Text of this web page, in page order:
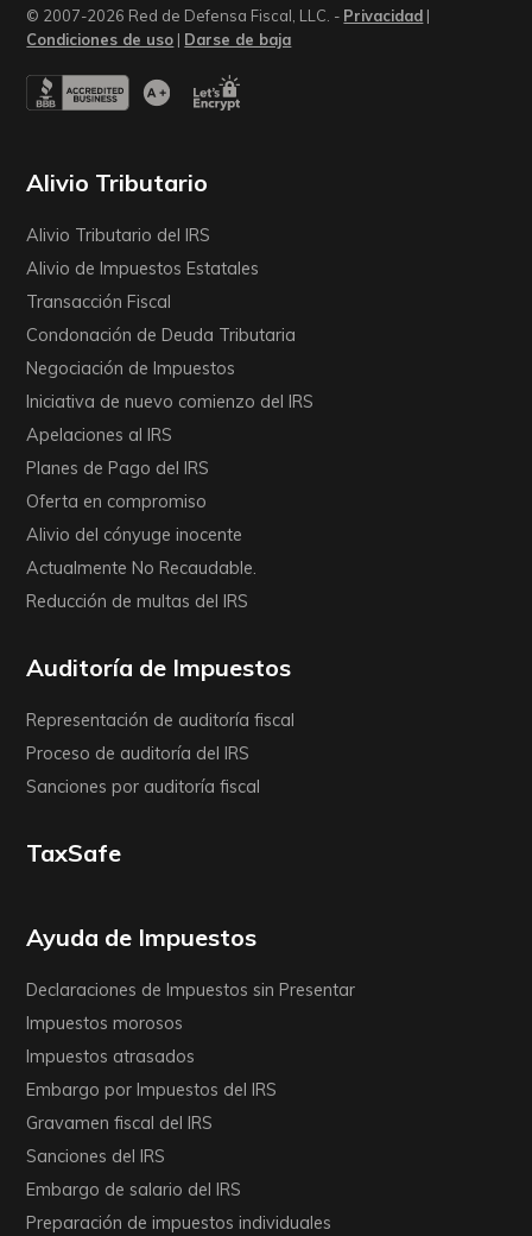
© 2007-2026 Red de Defensa Fiscal, LLC. - Privacidad |
Condiciones de uso | Darse de baja
Alivio Tributario
Alivio Tributario del IRS
Alivio de Impuestos Estatales
Transacción Fiscal
Condonación de Deuda Tributaria
Negociación de Impuestos
Iniciativa de nuevo comienzo del IRS
Apelaciones al IRS
Planes de Pago del IRS
Oferta en compromiso
Alivio del cónyuge inocente
Actualmente No Recaudable.
Reducción de multas del IRS
Auditoría de Impuestos
Representación de auditoría fiscal
Proceso de auditoría del IRS
Sanciones por auditoría fiscal
TaxSafe
Ayuda de Impuestos
Declaraciones de Impuestos sin Presentar
Impuestos morosos
Impuestos atrasados
Embargo por Impuestos del IRS
Gravamen fiscal del IRS
Sanciones del IRS
Embargo de salario del IRS
Preparación de impuestos individuales